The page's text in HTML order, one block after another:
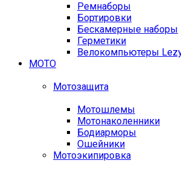
Ремнаборы
Бортировки
Бескамерные наборы
Герметики
Велокомпьютеры
МОТО
Мотозащита
Мотошлемы
Мотонаколенники
Бодиарморы
Ошейники
Мотоэкипировка